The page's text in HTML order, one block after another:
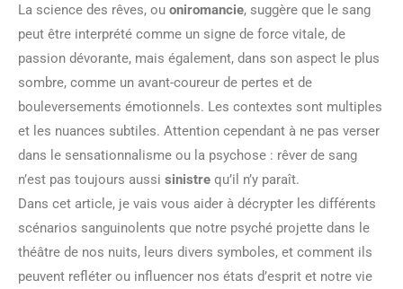
La science des rêves, ou oniromancie, suggère que le sang
peut être interprété comme un signe de force vitale, de
passion dévorante, mais également, dans son aspect le plus
sombre, comme un avant-coureur de pertes et de
bouleversements émotionnels. Les contextes sont multiples
et les nuances subtiles. Attention cependant à ne pas verser
dans le sensationnalisme ou la psychose : rêver de sang
n’est pas toujours aussi sinistre qu’il n’y paraît.
Dans cet article, je vais vous aider à décrypter les différents
scénarios sanguinolents que notre psyché projette dans le
théâtre de nos nuits, leurs divers symboles, et comment ils
peuvent refléter ou influencer nos états d’esprit et notre vie